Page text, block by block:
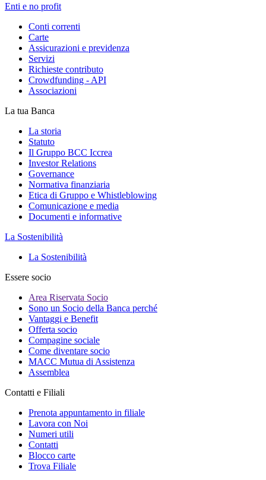
Enti e no profit
Conti correnti
Carte
Assicurazioni e previdenza
Servizi
Richieste contributo
Crowdfunding - API
Associazioni
La tua Banca
La storia
Statuto
Il Gruppo BCC Iccrea
Investor Relations
Governance
Normativa finanziaria
Etica di Gruppo e Whistleblowing
Comunicazione e media
Documenti e informative
La Sostenibilità
La Sostenibilità
Essere socio
Area Riservata Socio
Sono un Socio della Banca perché
Vantaggi e Benefit
Offerta socio
Compagine sociale
Come diventare socio
MACC Mutua di Assistenza
Assemblea
Contatti e Filiali
Prenota appuntamento in filiale
Lavora con Noi
Numeri utili
Contatti
Blocco carte
Trova Filiale